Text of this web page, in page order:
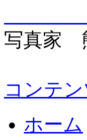
写真家
コンテ
ホーム